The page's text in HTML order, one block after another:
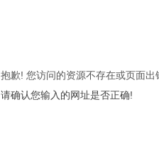
抱歉! 您访问的资源不存在或页面出
请确认您输入的网址是否正确!